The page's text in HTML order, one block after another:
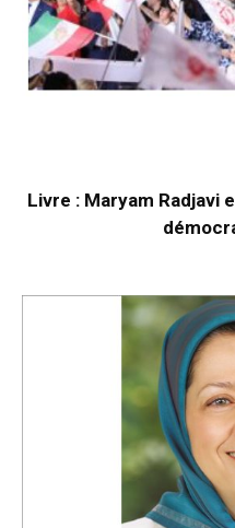
Livre : Maryam Radjavi